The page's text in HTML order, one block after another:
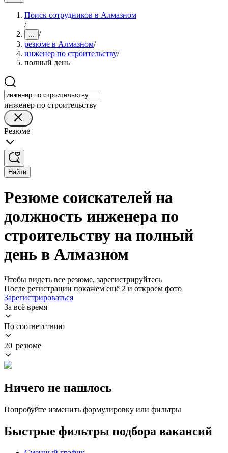
Поиск сотрудников в Алмазном
/
... /
резюме в Алмазном/
инженер по строительству/
полный день
инженер по строительству
Резюме
Найти
Резюме соискателей на
должность инженера по
строительству на полный
день в Алмазном
Чтобы видеть все резюме, зарегистрируйтесь
После регистрации покажем ещё 2 и откроем фото
Зарегистрироваться
За всё время
По соответствию
20 резюме
Ничего не нашлось
Попробуйте изменить формулировку или фильтры
Быстрые фильтры подбора вакансий